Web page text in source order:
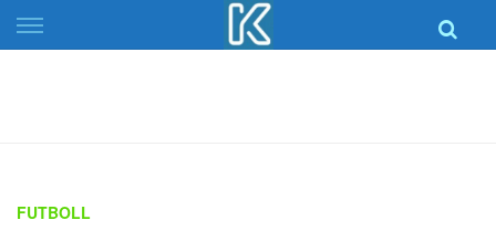
Skip
to
FUTBOLL